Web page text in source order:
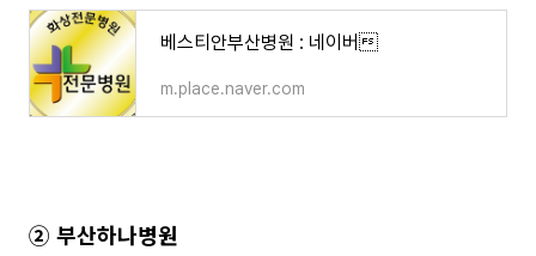
베스티안부산병원 : 네이버
m.place.naver.com
② 부산하나병원